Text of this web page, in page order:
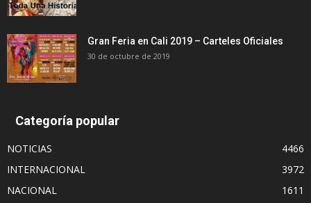
Gran Feria en Cali 2019 – Carteles Oficiales
30 de octubre de 2019
Categoría popular
NOTICIAS
4466
INTERNACIONAL
3972
NACIONAL
1611